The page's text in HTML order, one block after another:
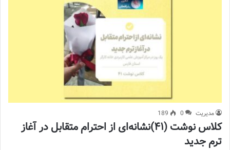
مدیریت 0
189
کلاس نوشت (۴۱)نشانه‌ای از احترام متقابل در آغاز
ترم جدید